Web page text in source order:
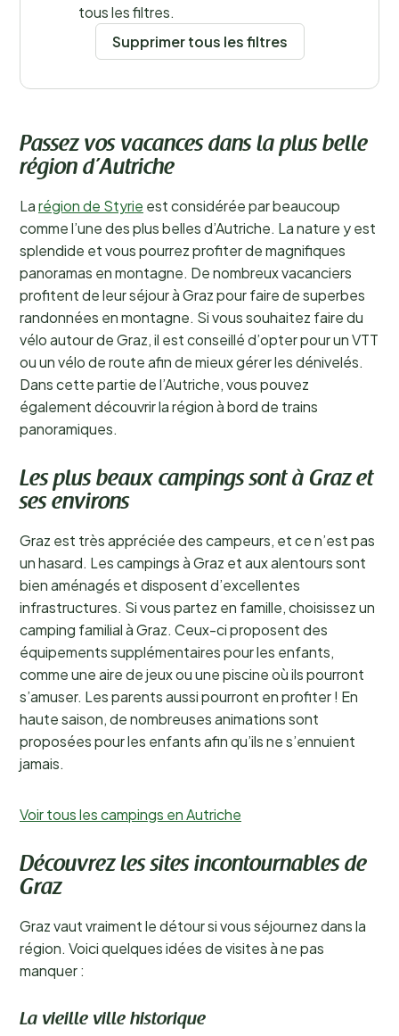
tous les filtres.
Supprimer tous les filtres
Passez vos vacances dans la plus belle
région d’Autriche
Larégion de Styrie est considérée par beaucoup
comme l’une des plus belles d’Autriche. La nature y est
splendide et vous pourrez profiter de magnifiques
panoramas en montagne. De nombreux vacanciers
profitent de leur séjour à Graz pour faire de superbes
randonnées en montagne. Si vous souhaitez faire du
vélo autour de Graz, il est conseillé d’opter pour un VTT
ou un vélo de route afin de mieux gérer les dénivelés.
Dans cette partie de l’Autriche, vous pouvez
également découvrir la région à bord de trains
panoramiques.
Les plus beaux campings sont à Graz et
ses environs
Graz est très appréciée des campeurs, et ce n’est pas
un hasard. Les campings à Graz et aux alentours sont
bien aménagés et disposent d’excellentes
infrastructures. Si vous partez en famille, choisissez un
camping familial à Graz. Ceux-ci proposent des
équipements supplémentaires pour les enfants,
comme une aire de jeux ou une piscine où ils pourront
s’amuser. Les parents aussi pourront en profiter ! En
haute saison, de nombreuses animations sont
proposées pour les enfants afin qu’ils ne s’ennuient
jamais.
Voir tous les campings en Autriche
Découvrez les sites incontournables de
Graz
Graz vaut vraiment le détour si vous séjournez dans la
région. Voici quelques idées de visites à ne pas
manquer :
La vieille ville historique